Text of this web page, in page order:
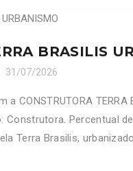
BRASILIS
31/07/2026
a CONSTRUTORA
Construtora. Percentual
Terra Brasilis,